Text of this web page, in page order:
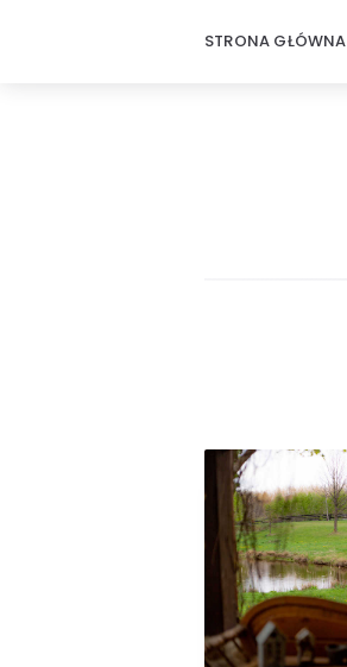
STRONA GŁÓWNA